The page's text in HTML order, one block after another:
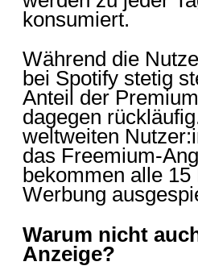
konsumiert.
Während die
bei Spotify stetig
Anteil der
dagegen
weltweiten
das Freemium-
bekommen alle 15
Werbung
Warum nicht
Anzeige?